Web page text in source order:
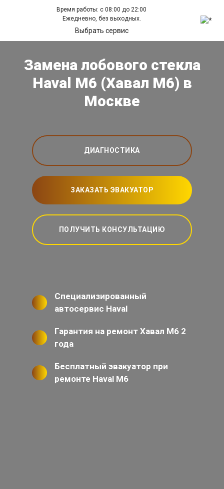
Время работы: с 08:00 до 22:00
Ежедневно, без выходных.
Выбрать сервис
Замена лобового стекла
Haval M6 (Хавал М6) в
Москве
ДИАГНОСТИКА
ЗАКАЗАТЬ ЭВАКУАТОР
ПОЛУЧИТЬ КОНСУЛЬТАЦИЮ
Специализированный
автосервис Haval
Гарантия на ремонт Хавал М6 2
года
Бесплатный эвакуатор при
ремонте Haval M6